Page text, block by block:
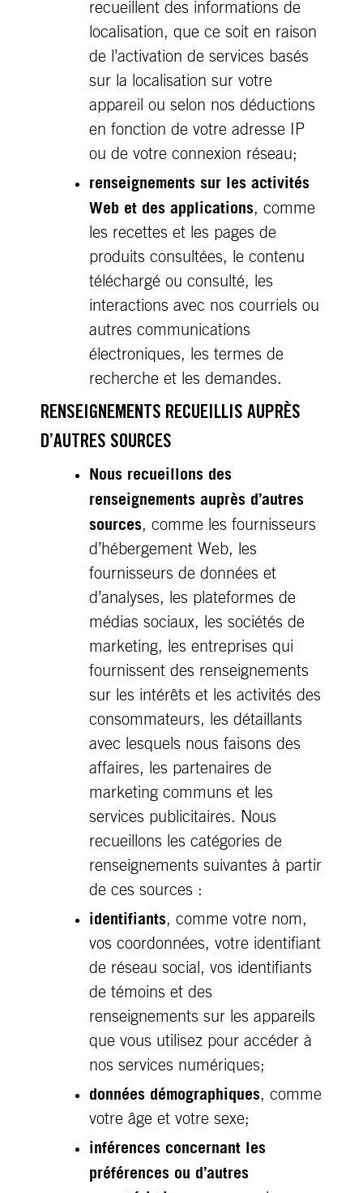
recueillent des informations de
localisation, que ce soit en raison
de l’activation de services basés
sur la localisation sur votre
appareil ou selon nos déductions
en fonction de votre adresse IP
ou de votre connexion réseau;
renseignements sur les activités
Web et des applications, comme
les recettes et les pages de
produits consultées, le contenu
téléchargé ou consulté, les
interactions avec nos courriels ou
autres communications
électroniques, les termes de
recherche et les demandes.
RENSEIGNEMENTS RECUEILLIS AUPRÈS
D’AUTRES SOURCES
Nous recueillons des
renseignements auprès d’autres
sources, comme les fournisseurs
d’hébergement Web, les
fournisseurs de données et
d’analyses, les plateformes de
médias sociaux, les sociétés de
marketing, les entreprises qui
fournissent des renseignements
sur les intérêts et les activités des
consommateurs, les détaillants
avec lesquels nous faisons des
affaires, les partenaires de
marketing communs et les
services publicitaires. Nous
recueillons les catégories de
renseignements suivantes à partir
de ces sources :
identifiants, comme votre nom,
vos coordonnées, votre identifiant
de réseau social, vos identifiants
de témoins et des
renseignements sur les appareils
que vous utilisez pour accéder à
nos services numériques;
données démographiques, comme
votre âge et votre sexe;
inférences concernant les
préférences ou d’autres